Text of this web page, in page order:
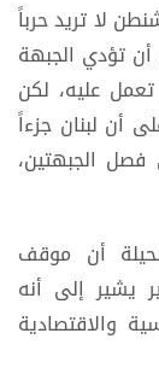
لا تريد حرباً
تؤدي الجبهة
عليه، لكن
أن لبنان جزءاً
فصل الجبهتين،
أن موقف
يشير إلى أنه
والاقتصادية